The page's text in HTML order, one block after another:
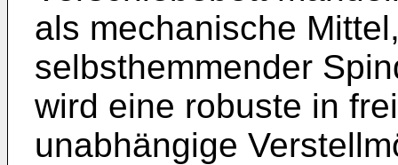
als mechanische
selbsthemmender
wird eine robuste in
unabhängige